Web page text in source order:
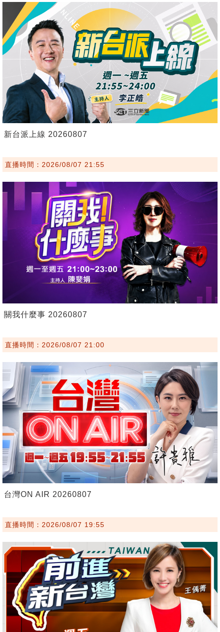
新台派上線 20260807
直播時間：2026/08/07 21:55
關我什麼事 20260807
直播時間：2026/08/07 21:00
台灣ON AIR 20260807
直播時間：2026/08/07 19:55